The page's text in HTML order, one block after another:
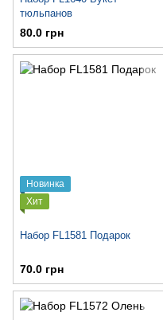
тюльпанов
80.0 грн
Новинка
Хит
Набор FL1581 Подарок
70.0 грн